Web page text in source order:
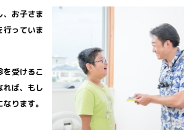
、お子さま
行っていま
受けるこ
れば、もし
ります。